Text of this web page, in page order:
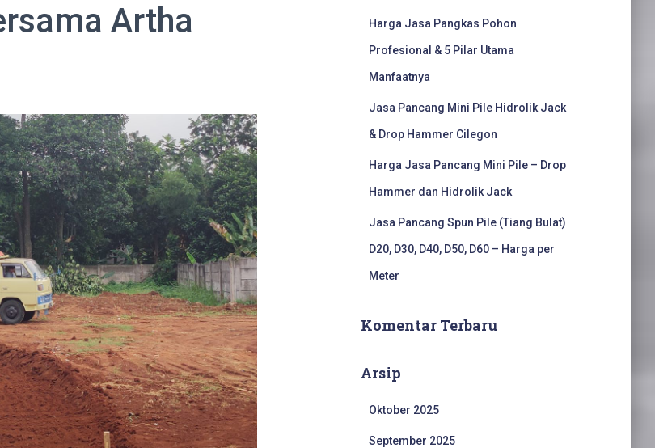
Artha
Harga Jasa Pangkas Pohon
Profesional & 5 Pilar Utama
Manfaatnya
Jasa Pancang Mini Pile Hidrolik Jack
& Drop Hammer Cilegon
Harga Jasa Pancang Mini Pile – Drop
Hammer dan Hidrolik Jack
Jasa Pancang Spun Pile (Tiang Bulat)
D20, D30, D40, D50, D60 – Harga per
Meter
Komentar Terbaru
Arsip
Oktober 2025
September 2025